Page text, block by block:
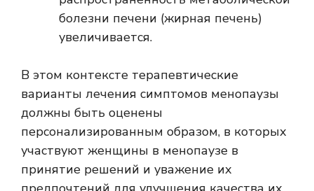
болезни печени (жирная печень)
увеличивается.
В этом контексте терапевтические
варианты лечения симптомов менопаузы
должны быть оценены
персонализированным образом, в которых
участвуют женщины в менопаузе в
принятие решений и уважение их